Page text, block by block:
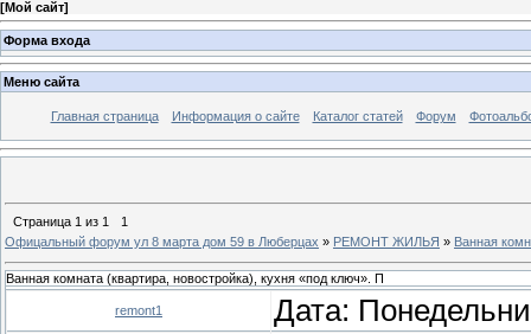
[Мой сайт]
Форма входа
Меню сайта
Главная страница Информация о сайте Каталог статей Форум
Страница 1 из 1
1
Офицальный форум ул 8 марта дом 59 в Люберцах » РЕМОНТ ЖИЛЬЯ » Ванная
Ванная комната (квартира, новостройка), кухня «под ключ». П
remont1 Дата: